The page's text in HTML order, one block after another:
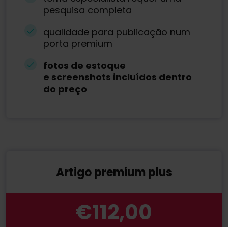
pesquisa completa
qualidade para publicação num
porta premium
fotos de estoque
e screenshots incluídos dentro
do preço
Artigo premium plus
€112,00